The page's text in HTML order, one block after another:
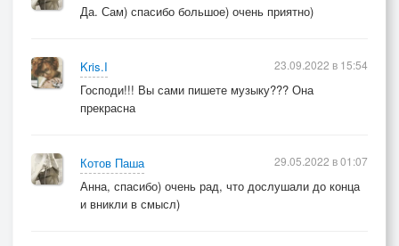
Да. Сам) спасибо большое) очень приятно)
Kris.I
Господи!!! Вы сами пишете музыку??? Она
прекрасна
23.09.2022 в 15:54
Котов Паша
Анна, спасибо) очень рад, что дослушали до конца
и вникли в смысл)
29.05.2022 в 01:07